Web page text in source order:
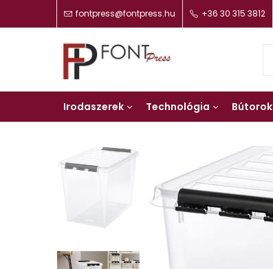
fontpress@fontpress.hu +36 30 315 3812
Irodaszerek Technológia Bútorok